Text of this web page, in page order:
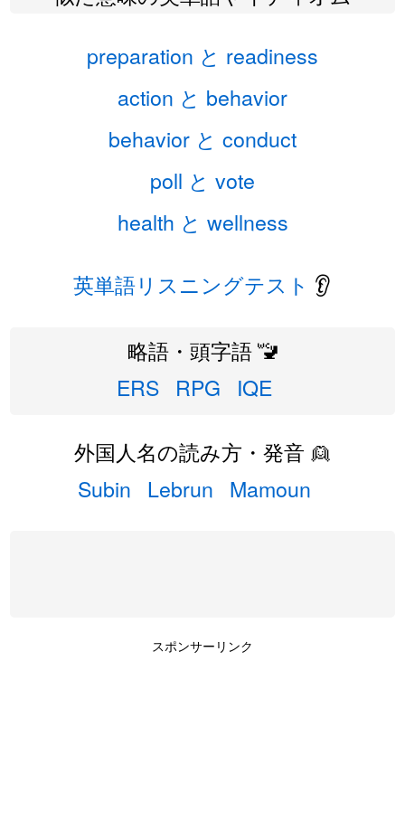
preparation と readiness
action と behavior
behavior と conduct
poll と vote
health と wellness
英単語リスニングテスト 👂
略語・頭字語 🚾
ERS RPG IQE
外国人名の読み方・発音 👱
Subin Lebrun Mamoun
スポンサーリンク